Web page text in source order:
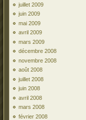
juillet 2009
juin 2009
mai 2009
avril 2009
mars 2009
décembre 2008
novembre 2008
août 2008
juillet 2008
juin 2008
avril 2008
mars 2008
février 2008